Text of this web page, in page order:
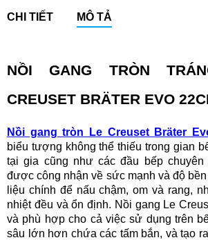
CHI TIẾT MÔ TẢ
NỒI GANG TRÒN
CREUSET BRÄTER EVO
Nồi gang tròn Le Creuset Bräter
biểu tượng không thể thiếu trong gian
tại gia cũng như các đầu bếp
được công nhận về sức mạnh và độ
liệu chính để nấu chậm, om và rang,
nhiệt đều và ổn định. Nồi gang Le
và phù hợp cho cả việc sử dụng trên
sâu lớn hơn chứa các tấm bắn, và tạo